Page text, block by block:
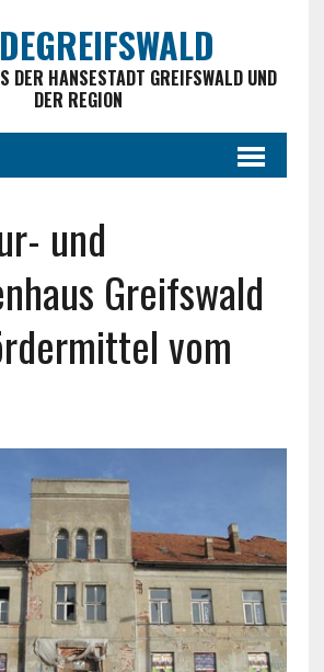
DER HANSESTADT GREIFSWALD UND
DER REGION
und
Greifswald
vom